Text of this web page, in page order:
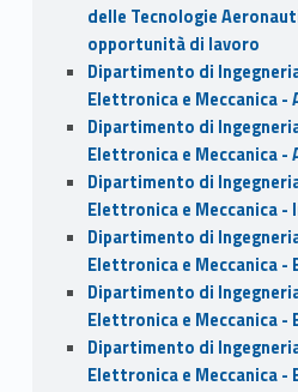
delle Tecnologie
opportunità di lavoro
Dipartimento di
Elettronica e Meccanica -
Dipartimento di
Elettronica e Meccanica
Dipartimento di
Elettronica e Meccanica -
Dipartimento di
Elettronica e Meccanica -
Dipartimento di
Elettronica e Meccanica -
Dipartimento di
Elettronica e Meccanica